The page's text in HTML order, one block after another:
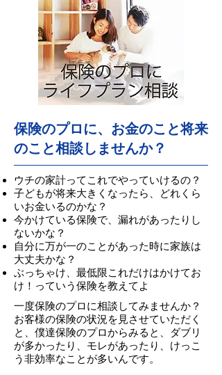
保険のプロに、お金のこと将来
のこと相談しませんか？
ウチの家計ってこれでやっていけるの？
子どもが将来大きくなったら、どれくら
いお金いるのかな？
今かけている保険で、漏れがあったりし
ないかな？
自分に万が一のことがあった時に家族は
大丈夫かな？
ぶっちゃけ、最低限これだけはかけてお
け！っていう保険を教えてよ
一度保険のプロに相談してみませんか？
お客様の保険の状況を見させていただく
と、僕達保険のプロからみると、ダブリ
が多かったり、モレがあったり、けっこ
う非効率なことが多いんです。